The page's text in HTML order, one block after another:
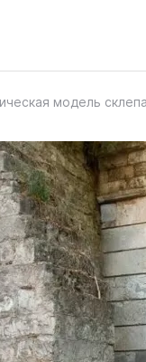
модель